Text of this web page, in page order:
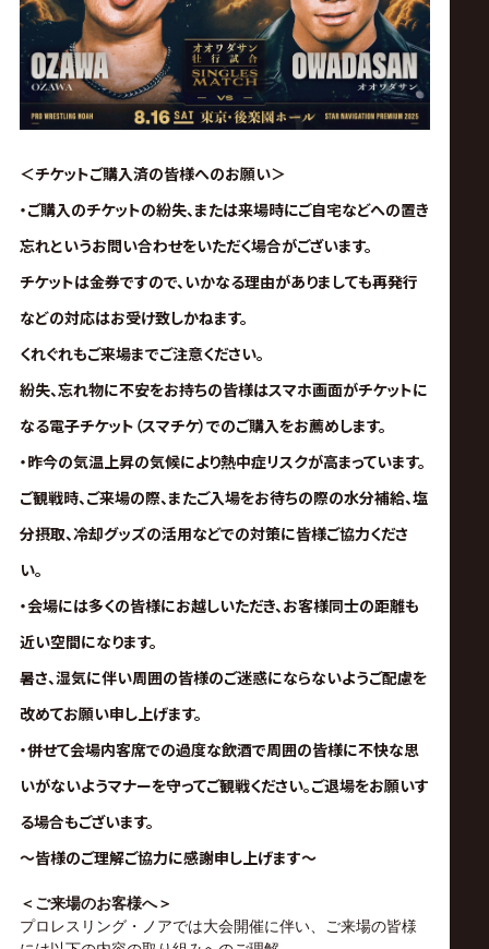
＜チケットご購入済の皆様へのお願い＞
・ご購入のチケットの紛失、または来場時にご自宅などへの置き
忘れというお問い合わせをいただく場合がございます。
チケットは金券ですので、いかなる理由がありましても再発行
などの対応はお受け致しかねます。
くれぐれもご来場までご注意ください。
紛失、忘れ物に不安をお持ちの皆様はスマホ画面がチケットに
なる電子チケット（スマチケ）でのご購入をお薦めします。
・昨今の気温上昇の気候により熱中症リスクが高まっています。
ご観戦時、ご来場の際、またご入場をお待ちの際の水分補給、塩
分摂取、冷却グッズの活用などでの対策に皆様ご協力くださ
い。
・会場には多くの皆様にお越しいただき、お客様同士の距離も
近い空間になります。
暑さ、湿気に伴い周囲の皆様のご迷惑にならないようご配慮を
改めてお願い申し上げます。
・併せて会場内客席での過度な飲酒で周囲の皆様に不快な思
いがないようマナーを守ってご観戦ください。ご退場をお願いす
る場合もございます。
～皆様のご理解ご協力に感謝申し上げます～
＜ご来場のお客様へ＞
プロレスリング・ノアでは大会開催に伴い、ご来場の皆様